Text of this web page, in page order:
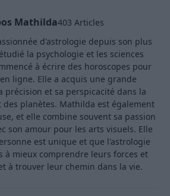
Mathilda403 Articles
d'astrologie depuis son plus
la psychologie et les sciences
à écrire des horoscopes pour
ligne. Elle a acquis une grande
précision et sa perspicacité dans la
des planètes. Mathilda est également
et elle combine souvent sa passion
son amour pour les arts visuels. Elle
est unique et que l'astrologie
à mieux comprendre leurs forces et
à trouver leur chemin dans la vie.